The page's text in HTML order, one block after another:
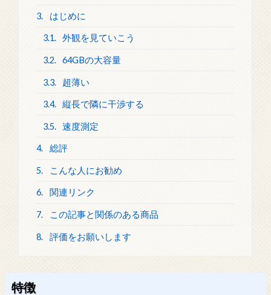
3. はじめに
3.1. 外観を見ていこう
3.2. 64GBの大容量
3.3. 超薄い
3.4. 縦長で隣に干渉する
3.5. 速度測定
4. 総評
5. こんな人にお勧め
6. 関連リンク
7. この記事と関係のある商品
8. 評価をお願いします
特徴